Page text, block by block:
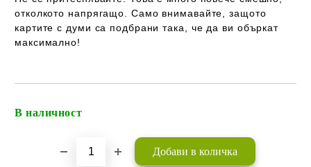
отколкото напрягащо. Само внимавайте, защото
картите с думи са подбрани така, че да ви объркат
максимално!
В наличност